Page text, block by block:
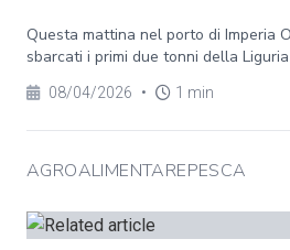
Questa mattina nel porto di Imperia
sbarcati i primi due tonni della
08/04/2026 • 1 min
AGROALIMENTAREPESCA